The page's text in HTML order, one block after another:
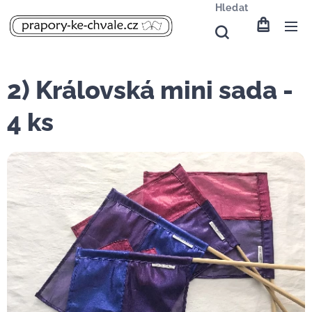
Hledat
2) Královská mini sada -
4 ks